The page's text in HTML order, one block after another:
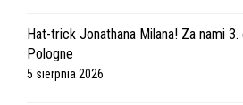
Hat-trick Jonathana Milana! Za nami
Pologne
5 sierpnia 2026